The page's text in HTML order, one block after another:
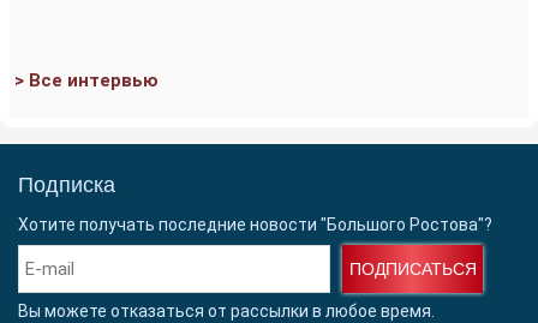
> Все интервью
Подписка
Хотите получать последние новости "Большого Ростова"?
ПОДПИСАТЬСЯ
Вы можете отказаться от рассылки в любое время.